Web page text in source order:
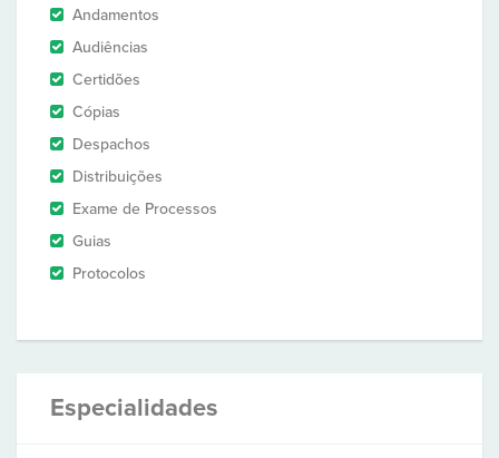
Andamentos
Audiências
Certidões
Cópias
Despachos
Distribuições
Exame de Processos
Guias
Protocolos
Especialidades